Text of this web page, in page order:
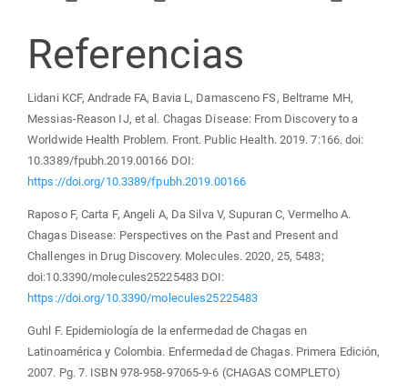
Referencias
Lidani KCF, Andrade FA, Bavia L, Damasceno FS, Beltrame MH,
Messias-Reason IJ, et al. Chagas Disease: From Discovery to a
Worldwide Health Problem. Front. Public Health. 2019. 7:166. doi:
10.3389/fpubh.2019.00166 DOI:
https://doi.org/10.3389/fpubh.2019.00166
Raposo F, Carta F, Angeli A, Da Silva V, Supuran C, Vermelho A.
Chagas Disease: Perspectives on the Past and Present and
Challenges in Drug Discovery. Molecules. 2020, 25, 5483;
doi:10.3390/molecules25225483 DOI:
https://doi.org/10.3390/molecules25225483
Guhl F. Epidemiología de la enfermedad de Chagas en
Latinoamérica y Colombia. Enfermedad de Chagas. Primera Edición,
2007. Pg. 7. ISBN 978-958-97065-9-6 (CHAGAS COMPLETO)